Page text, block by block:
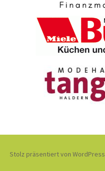
Stolz präsentiert von WordPress